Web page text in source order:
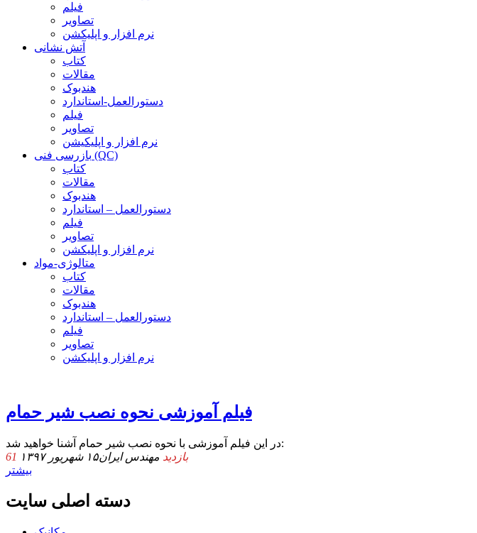
فیلم
تصاویر
نرم افزار و اپلیکشن
آتش نشانی
کتاب
مقالات
هندبوک
دستورالعمل-استاندارد
فیلم
تصاویر
نرم افزار و اپلیکیشن
بازرسی فنی (QC)
کتاب
مقالات
هندبوک
دستورالعمل – استاندارد
فیلم
تصاویر
نرم افزار و اپلیکشن
متالوژی-مواد
کتاب
مقالات
هندبوک
دستورالعمل – استاندارد
فیلم
تصاویر
نرم افزار و اپلیکشن
فیلم آموزشی نحوه نصب شیر حمام
در این فیلم آموزشی با نحوه نصب شیر حمام آشنا خواهید شد:
61 بازدید مهندس ایران۱۵ شهریور ۱۳۹۷
بیشتر
دسته اصلی سایت